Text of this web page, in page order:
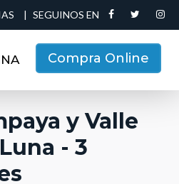
| SEGUINOS EN
Compra Online
y Valle
- 3